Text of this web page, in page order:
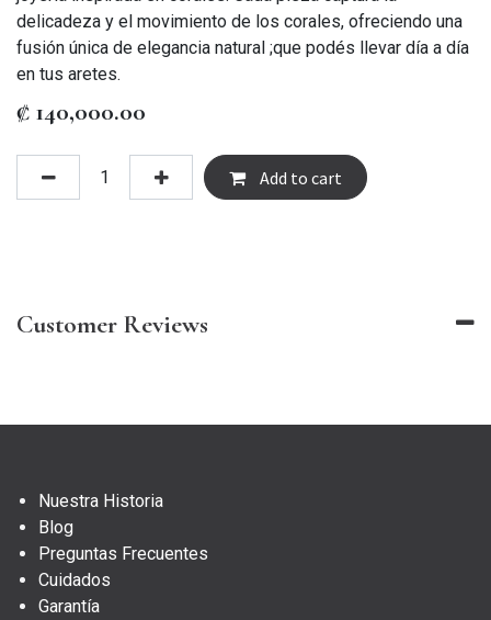
delicadeza y el movimiento de los corales, ofreciendo una
fusión única de elegancia natural ;que podés llevar día a día
en tus aretes.
₡ 140,000.00
Add to cart
Customer Reviews
Nuestra Historia
Blog
Preguntas Frecuentes
Cuidados
Garantía